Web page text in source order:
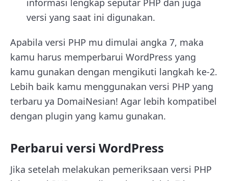
informasi lengkap seputar PHP dan juga
versi yang saat ini digunakan.
Apabila versi PHP mu dimulai angka 7, maka
kamu harus memperbarui WordPress yang
kamu gunakan dengan mengikuti langkah ke-2.
Lebih baik kamu menggunakan versi PHP yang
terbaru ya DomaiNesian! Agar lebih kompatibel
dengan plugin yang kamu gunakan.
Perbarui versi WordPress
Jika setelah melakukan pemeriksaan versi PHP